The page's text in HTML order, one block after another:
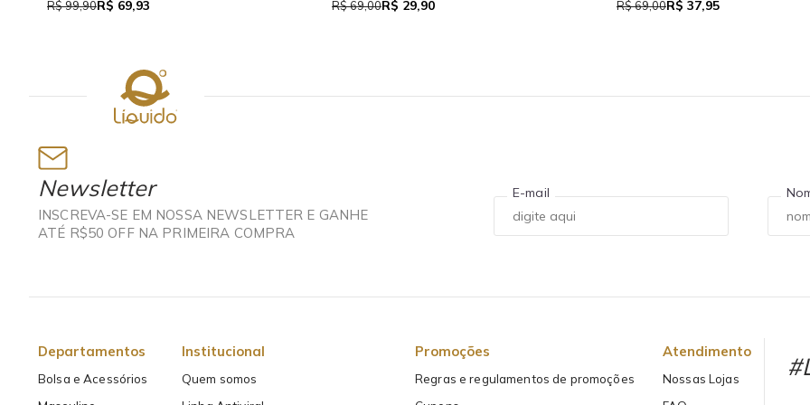
R$ 99,90R$ 69,93 R$ 69,00R$ 29,90 R$ 69,00R$ 37,95
Newsletter
INSCREVA-SE EM NOSSA NEWSLETTER E GANHE
ATÉ R$50 OFF NA PRIMEIRA COMPRA
E-mail
Departamentos
Bolsa e Acessórios
Institucional
Quem somos
Promoções
Regras e regulamentos de promoções
Atendimento
Nossas Lojas